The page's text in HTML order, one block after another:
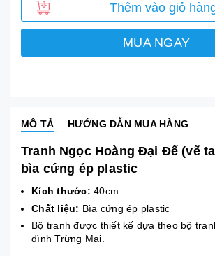
Thêm vào giỏ
MUA NGAY
MÔ TẢ HƯỚNG DẪN MUA HÀNG
Tranh Ngọc Hoàng Đại Đế (vẽ
bìa cứng ép plastic
Kích thước: 40cm
Chất liệu: Bìa cứng ép plastic
Bộ tranh được thiết kế dựa theo bộ
đình Trừng Mại.